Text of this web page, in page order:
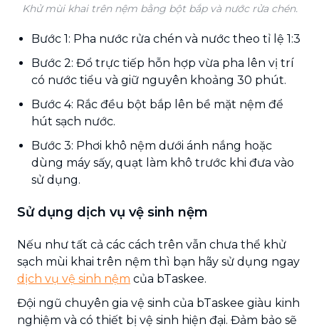
Khử mùi khai trên nệm bằng bột bắp và nước rửa chén.
Bước 1: Pha nước rửa chén và nước theo tỉ lệ 1:3
Bước 2: Đổ trực tiếp hỗn hợp vừa pha lên vị trí
có nước tiểu và giữ nguyên khoảng 30 phút.
Bước 4: Rắc đều bột bắp lên bề mặt nệm để
hút sạch nước.
Bước 3: Phơi khô nệm dưới ánh nắng hoặc
dùng máy sấy, quạt làm khô trước khi đưa vào
sử dụng.
Sử dụng dịch vụ vệ sinh nệm
Nếu như tất cả các cách trên vẫn chưa thể khử
sạch mùi khai trên nệm thì bạn hãy sử dụng ngay
dịch vụ vệ sinh nệm của bTaskee.
Đội ngũ chuyên gia vệ sinh của bTaskee giàu kinh
nghiệm và có thiết bị vệ sinh hiện đại. Đảm bảo sẽ